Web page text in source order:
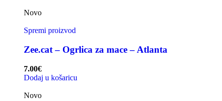
Novo
Spremi proizvod
Zee.cat – Ogrlica za mace – Atlanta
7.00€
Dodaj u košaricu
Novo